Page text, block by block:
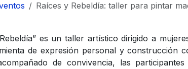
Raíces y Rebeldía: taller para pintar
es un taller artístico dirigido a
de expresión personal y construcción
de convivencia, las